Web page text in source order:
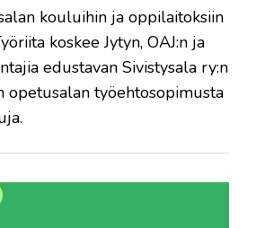
kouluihin ja oppilaitoksiin
koskee Jytyn, OAJ:n ja
edustavan Sivistysala ry:n
opetusalan työehtosopimusta